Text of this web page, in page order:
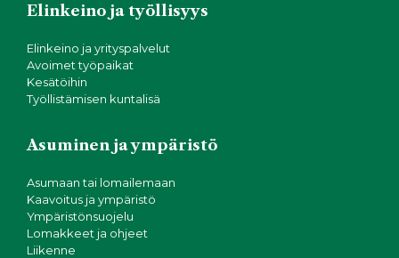
Elinkeino ja työllisyys
Elinkeino ja yrityspalvelut
Avoimet työpaikat
Kesätöihin
Työllistämisen kuntalisä
Asuminen ja ympäristö
Asumaan tai lomailemaan
Kaavoitus ja ympäristö
Ympäristönsuojelu
Lomakkeet ja ohjeet
Liikenne